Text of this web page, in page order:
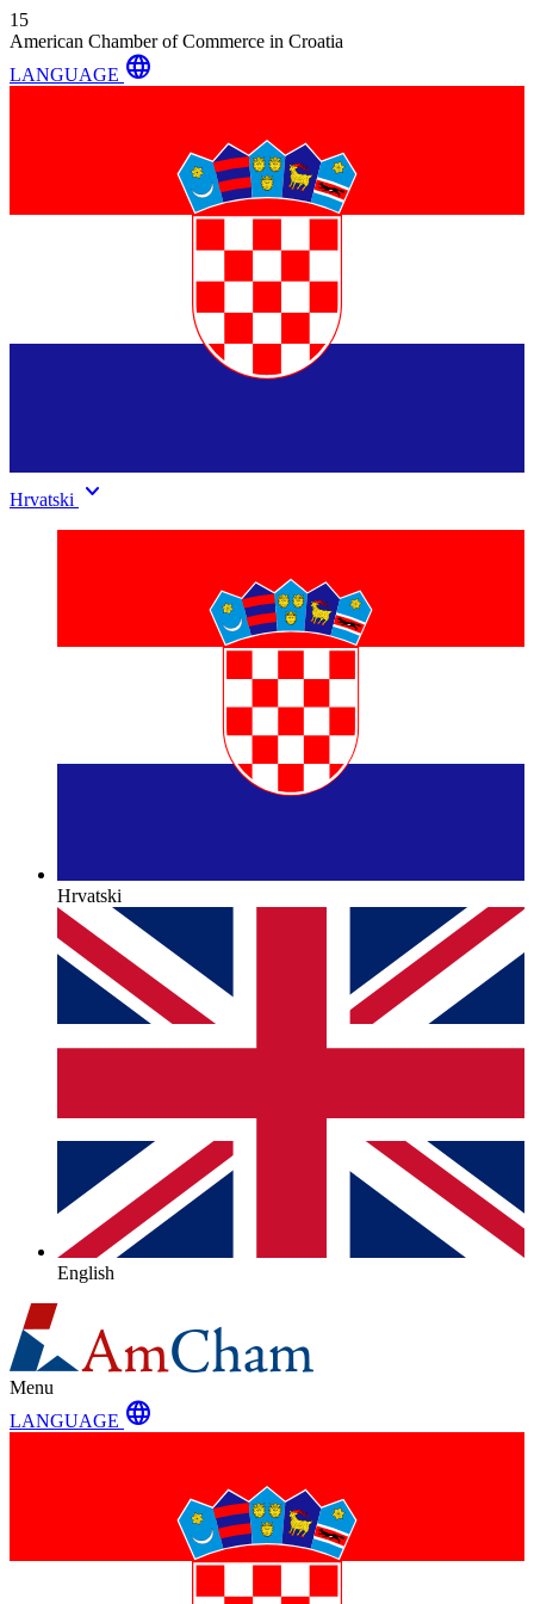
15
American Chamber of Commerce in Croatia
LANGUAGE language
Hrvatski keyboard_arrow_down
Hrvatski
English
Menu
LANGUAGE language